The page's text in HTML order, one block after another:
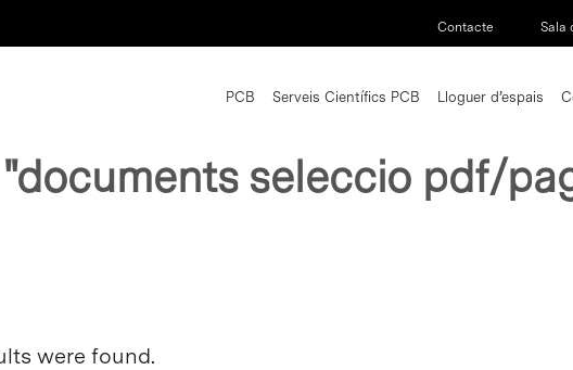
Contacte Sala
PCB Serveis Científics PCB Lloguer d’espais
"documents seleccio pdf/
were found.